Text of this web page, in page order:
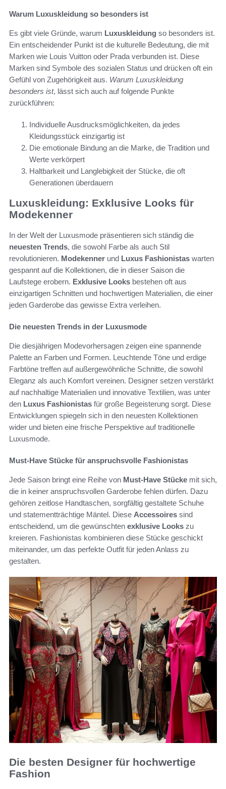
Warum Luxuskleidung so besonders ist
Es gibt viele Gründe, warum Luxuskleidung so besonders ist.
Ein entscheidender Punkt ist die kulturelle Bedeutung, die mit
Marken wie Louis Vuitton oder Prada verbunden ist. Diese
Marken sind Symbole des sozialen Status und drücken oft ein
Gefühl von Zugehörigkeit aus. Warum Luxuskleidung
besonders ist, lässt sich auch auf folgende Punkte
zurückführen:
Individuelle Ausdrucksmöglichkeiten, da jedes
Kleidungsstück einzigartig ist
Die emotionale Bindung an die Marke, die Tradition und
Werte verkörpert
Haltbarkeit und Langlebigkeit der Stücke, die oft
Generationen überdauern
Luxuskleidung: Exklusive Looks für
Modekenner
In der Welt der Luxusmode präsentieren sich ständig die
neuesten Trends, die sowohl Farbe als auch Stil
revolutionieren. Modekenner und Luxus Fashionistas warten
gespannt auf die Kollektionen, die in dieser Saison die
Laufstege erobern. Exklusive Looks bestehen oft aus
einzigartigen Schnitten und hochwertigen Materialien, die einer
jeden Garderobe das gewisse Extra verleihen.
Die neuesten Trends in der Luxusmode
Die diesjährigen Modevorhersagen zeigen eine spannende
Palette an Farben und Formen. Leuchtende Töne und erdige
Farbtöne treffen auf außergewöhnliche Schnitte, die sowohl
Eleganz als auch Komfort vereinen. Designer setzen verstärkt
auf nachhaltige Materialien und innovative Textilien, was unter
den Luxus Fashionistas für große Begeisterung sorgt. Diese
Entwicklungen spiegeln sich in den neuesten Kollektionen
wider und bieten eine frische Perspektive auf traditionelle
Luxusmode.
Must-Have Stücke für anspruchsvolle Fashionistas
Jede Saison bringt eine Reihe von Must-Have Stücke mit sich,
die in keiner anspruchsvollen Garderobe fehlen dürfen. Dazu
gehören zeitlose Handtaschen, sorgfältig gestaltete Schuhe
und statementträchtige Mäntel. Diese Accessoires sind
entscheidend, um die gewünschten exklusive Looks zu
kreieren. Fashionistas kombinieren diese Stücke geschickt
miteinander, um das perfekte Outfit für jeden Anlass zu
gestalten.
Die besten Designer für hochwertige
Fashion